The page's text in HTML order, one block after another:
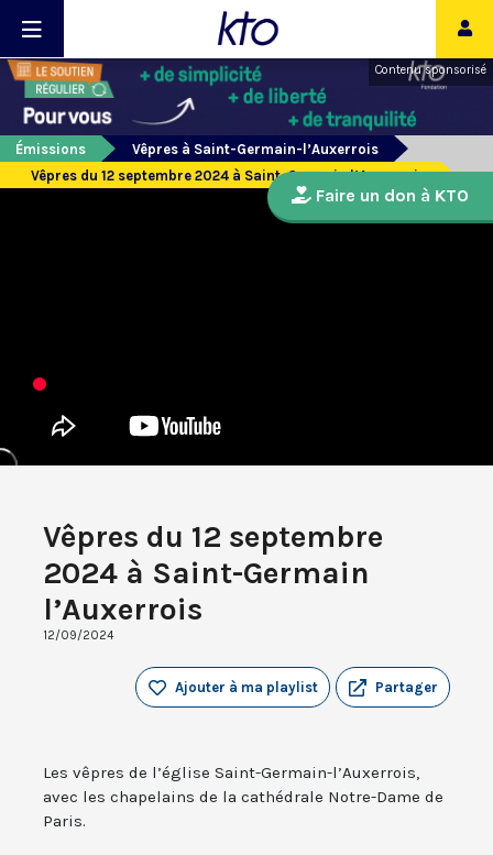
Contenu sponsorisé
Émissions
Vêpres à Saint-Germain-l’Auxerrois
Vêpres du 12 septembre 2024 à Saint-Germain l’Auxerrois
Vêpres du 12 septembre
2024 à Saint-Germain
l’Auxerrois
12/09/2024
Partager
Ajouter à ma playlist
Les vêpres de l’église Saint-Germain-l’Auxerrois,
avec les chapelains de la cathédrale Notre-Dame de
Paris.
Faire un don à KTO